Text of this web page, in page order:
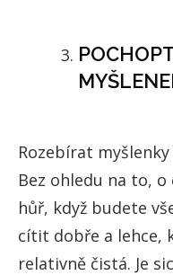
Rozebírat
Bez ohledu na to,
hůř, když budete
cítit dobře a lehce,
relativně čistá. Je